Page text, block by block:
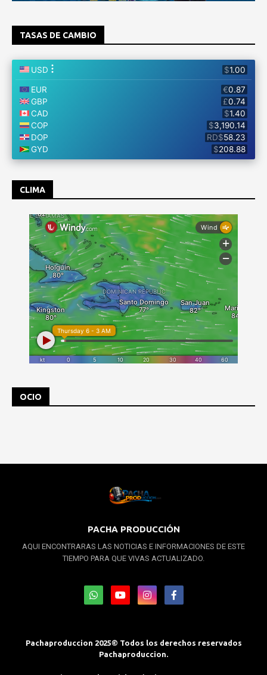
TASAS DE CAMBIO
CLIMA
OCIO
PACHA PRODUCCIÓN
AQUI ENCONTRARAS LAS NOTICIAS E INFORMACIONES DE ESTE
TIEMPO PARA QUE VIVAS ACTUALIZADO.
Pachaproduccion 2025© Todos los derechos reservados
Pachaproduccion.